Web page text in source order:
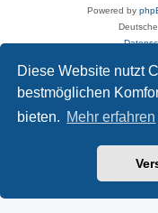
Diese Website nutzt
bestmöglichen
bieten. Mehr erfahren
Powered by